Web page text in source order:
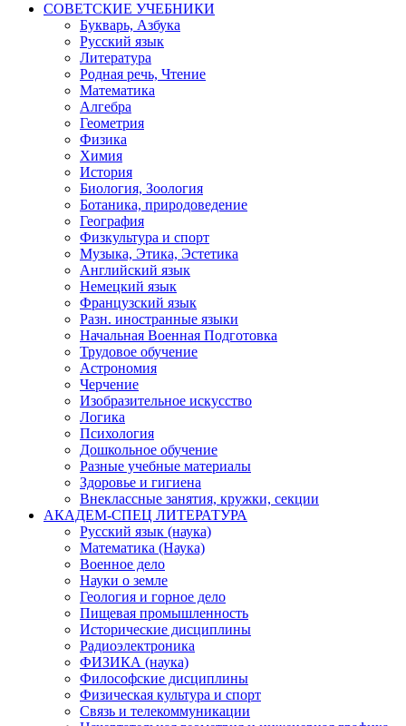
СОВЕТСКИЕ УЧЕБНИКИ
Букварь, Азбука
Русский язык
Литература
Родная речь, Чтение
Математика
Алгебра
Геометрия
Физика
Химия
История
Биология, Зоология
Ботаника, природоведение
География
Физкультура и спорт
Музыка, Этика, Эстетика
Английский язык
Немецкий язык
Французский язык
Разн. иностранные языки
Начальная Военная Подготовка
Трудовое обучение
Астрономия
Черчение
Изобразительное искусство
Логика
Психология
Дошкольное обучение
Разные учебные материалы
Здоровье и гигиена
Внеклассные занятия, кружки, секции
АКАДЕМ-СПЕЦ ЛИТЕРАТУРА
Русский язык (наука)
Математика (Наука)
Военное дело
Науки о земле
Геология и горное дело
Пищевая промышленность
Исторические дисциплины
Радиоэлектроника
ФИЗИКА (наука)
Философские дисциплины
Физическая культура и спорт
Связь и телекоммуникации